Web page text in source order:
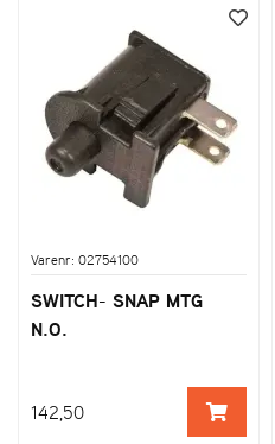
Varenr: 02754100
SWITCH- SNAP MTG
N.O.
142,50